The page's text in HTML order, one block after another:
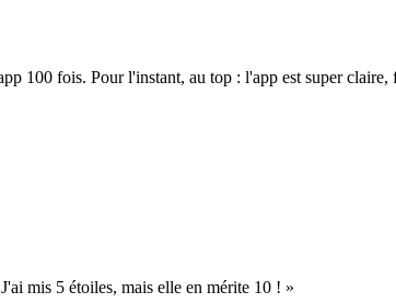
100 fois. Pour l'instant, au top : l'app est super
mis 5 étoiles, mais elle en mérite 10 ! »